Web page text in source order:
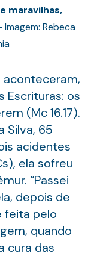
maravilhas,
Imagem: Rebeca
aconteceram,
Escrituras: os
(Mc 16.17).
Silva, 65
acidentes
ela sofreu
“Passei
depois de
feita pelo
quando
cura das